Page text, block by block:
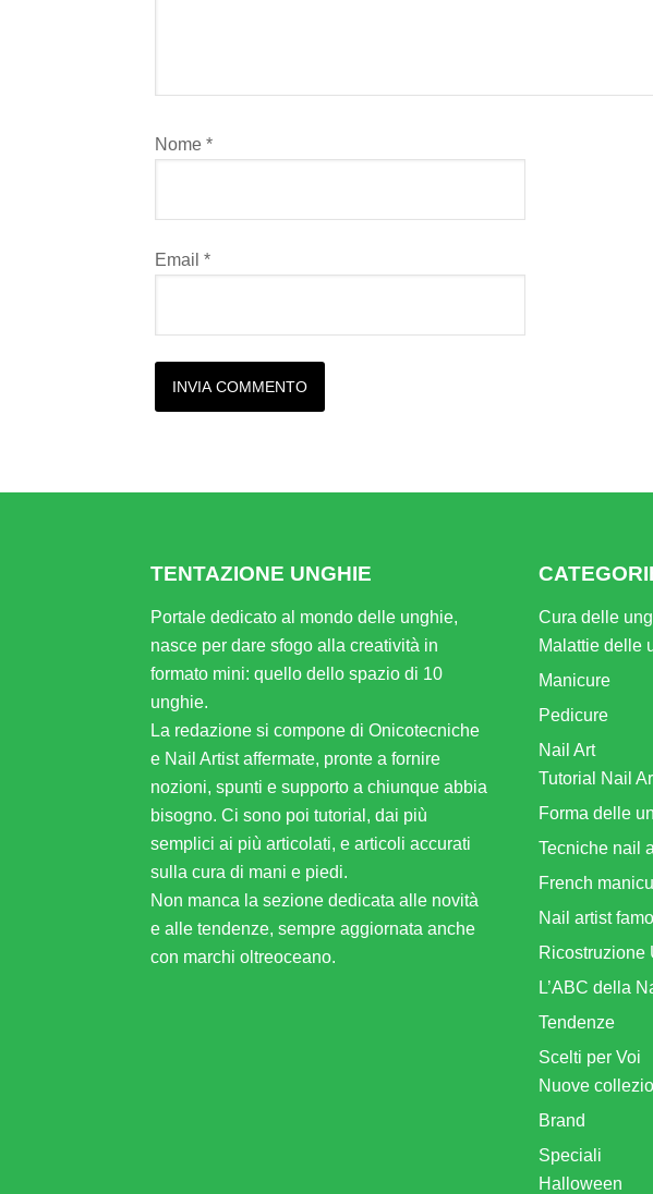
Nome *
Email *
TENTAZIONE UNGHIE
Portale dedicato al mondo delle unghie,
nasce per dare sfogo alla creatività in
formato mini: quello dello spazio di 10
unghie.
La redazione si compone di Onicotecniche
e Nail Artist affermate, pronte a fornire
nozioni, spunti e supporto a chiunque abbia
bisogno. Ci sono poi tutorial, dai più
semplici ai più articolati, e articoli accurati
sulla cura di mani e piedi.
Non manca la sezione dedicata alle novità
e alle tendenze, sempre aggiornata anche
con marchi oltreoceano.
Cura delle
Malattie delle
Manicure
Pedicure
Nail Art
Tutorial Nail
Forma delle
Tecniche nail
French
Nail artist
Ricostruzione
L’ABC della
Tendenze
Scelti per Voi
Nuove
Brand
Speciali
Halloween